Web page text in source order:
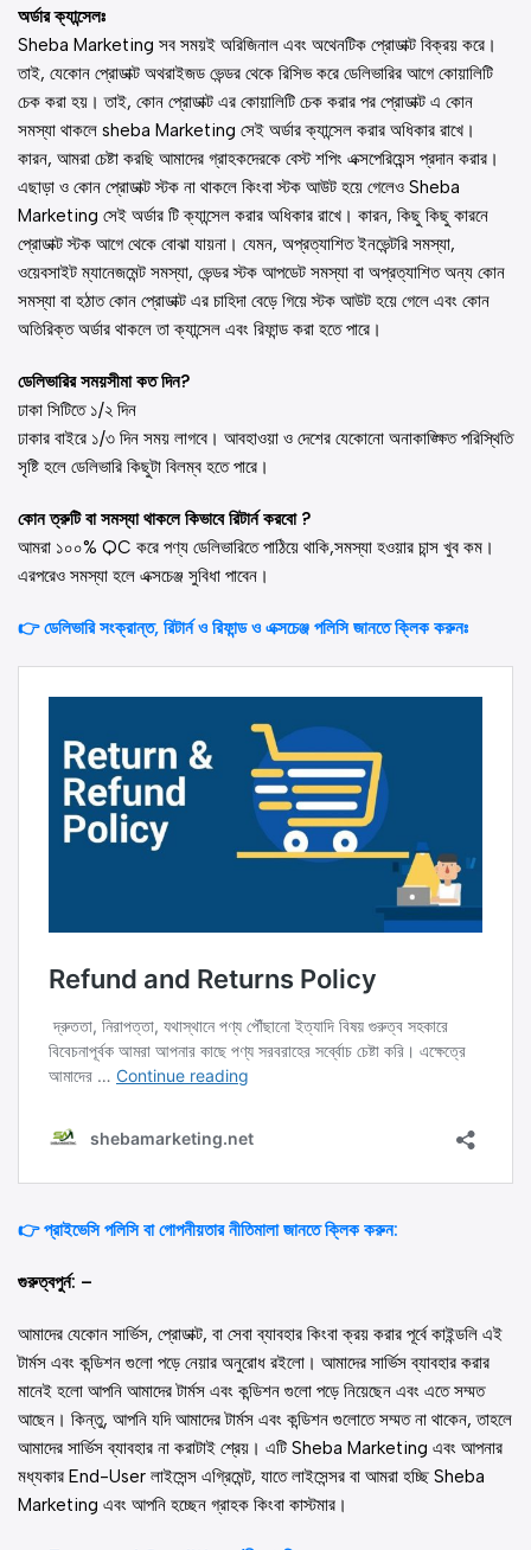
অর্ডার ক্যান্সেলঃ
Sheba Marketing সব সময়ই অরিজিনাল এবং অথেনটিক প্রোডাক্ট বিক্রয় করে।
তাই, যেকোন প্রোডাক্ট অথরাইজড ভেন্ডর থেকে রিসিভ করে ডেলিভারির আগে কোয়ালিটি
চেক করা হয়। তাই, কোন প্রোডাক্ট এর কোয়ালিটি চেক করার পর প্রোডাক্ট এ কোন
সমস্যা থাকলে sheba Marketing সেই অর্ডার ক্যান্সেল করার অধিকার রাখে।
কারন, আমরা চেষ্টা করছি আমাদের গ্রাহকদেরকে বেস্ট শপিং এক্সপেরিয়েন্স প্রদান করার।
এছাড়া ও কোন প্রোডাক্ট স্টক না থাকলে কিংবা স্টক আউট হয়ে গেলেও Sheba
Marketing সেই অর্ডার টি ক্যান্সেল করার অধিকার রাখে। কারন, কিছু কিছু কারনে
প্রোডাক্ট স্টক আগে থেকে বোঝা যায়না। যেমন, অপ্রত্যাশিত ইনভেন্টরি সমস্যা,
ওয়েবসাইট ম্যানেজমেন্ট সমস্যা, ভেন্ডর স্টক আপডেট সমস্যা বা অপ্রত্যাশিত অন্য কোন
সমস্যা বা হঠাত কোন প্রোডাক্ট এর চাহিদা বেড়ে গিয়ে স্টক আউট হয়ে গেলে এবং কোন
অতিরিক্ত অর্ডার থাকলে তা ক্যান্সেল এবং রিফান্ড করা হতে পারে।
ডেলিভারির সময়সীমা কত দিন?
ঢাকা সিটিতে ১/২ দিন
ঢাকার বাইরে ১/৩ দিন সময় লাগবে। আবহাওয়া ও দেশের যেকোনো অনাকাঙ্ক্ষিত পরিস্থিতি
সৃষ্টি হলে ডেলিভারি কিছুটা বিলম্ব হতে পারে।
কোন ত্রুটি বা সমস্যা থাকলে কিভাবে রিটার্ন করবো ?
আমরা ১০০% QC করে পণ্য ডেলিভারিতে পাঠিয়ে থাকি,সমস্যা হওয়ার চান্স খুব কম।
এরপরেও সমস্যা হলে এক্সচেঞ্জ সুবিধা পাবেন।
👉 ডেলিভারি সংক্রান্ত, রিটার্ন ও রিফান্ড ও এক্সচেঞ্জ পলিসি জানতে ক্লিক করুনঃ
👉 প্রাইভেসি পলিসি বা গোপনীয়তার নীতিমালা জানতে ক্লিক করুন:
গুরুত্বপুর্ন: –
আমাদের যেকোন সার্ভিস, প্রোডাক্ট, বা সেবা ব্যাবহার কিংবা ক্রয় করার পূর্বে কাইন্ডলি এই
টার্মস এবং কন্ডিশন গুলো পড়ে নেয়ার অনুরোধ রইলো। আমাদের সার্ভিস ব্যাবহার করার
মানেই হলো আপনি আমাদের টার্মস এবং কন্ডিশন গুলো পড়ে নিয়েছেন এবং এতে সম্মত
আছেন। কিন্তু, আপনি যদি আমাদের টার্মস এবং কন্ডিশন গুলোতে সম্মত না থাকেন, তাহলে
আমাদের সার্ভিস ব্যাবহার না করাটাই শ্রেয়। এটি Sheba Marketing এবং আপনার
মধ্যকার End-User লাইসেন্স এগ্রিমেন্ট, যাতে লাইসেন্সর বা আমরা হচ্ছি Sheba
Marketing এবং আপনি হচ্ছেন গ্রাহক কিংবা কাস্টমার।